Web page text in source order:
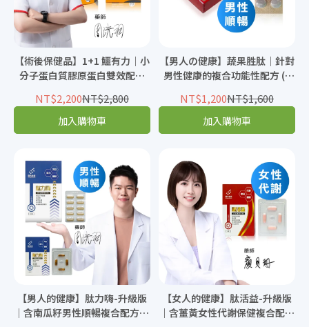
【術後保健品】1+1 鱷有力｜小
分子蛋白質膠原蛋白雙效配方
NT$2,200NT$2,800
加入購物車
【男人の健康】蔬果胜肽｜針對
男性健康的複合功能性配方 (4
NT$1,200NT$1,600
加入購物車
【男人的健康】肽力嗨-升級版
｜含南瓜籽男性順暢複合配方 (4
【女人的健康】肽活益-升級版
｜含薑黃女性代謝保健複合配方